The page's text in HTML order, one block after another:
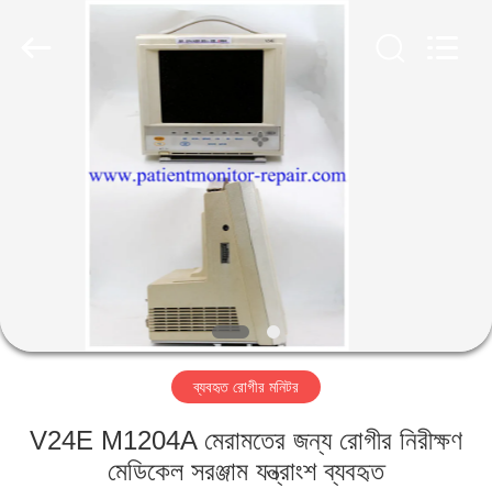
আমাদের
সম্বন্ধে
কারখানা
ব্যবহৃত রোগীর মনিটর
V24E M1204A মেরামতের জন্য রোগীর নিরীক্ষণ
মেডিকেল সরঞ্জাম যন্ত্রাংশ ব্যবহৃত